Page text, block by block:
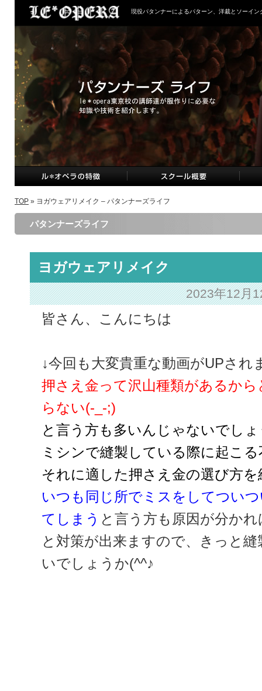
現役パタンナーによるパターン、洋裁とソーイン
TOP » ヨガウェアリメイク – パタンナーズライフ
パタンナーズライフ
ヨガウェアリメイク
2023年12月
皆さん、こんにちは
↓今回も大変貴重な動画がUPされ
押さえ金って沢山種類があるか
らない(-_-;)
と言う方も多いんじゃないでし
ミシンで縫製している際に起こ
それに適した押さえ金の選び方
いつも同じ所でミスをしてつい
てしまう と言う方も原因が分か
と対策が出来ますので、きっと
いでしょうか(^^♪